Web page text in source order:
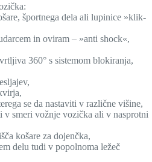
športnega dela ali lupinice »klik-
in oviram – »anti shock«,
360° s sistemom blokiranja,
se da nastaviti v različne višine,
v smeri vožnje vozička ali v nasprotni
košare za dojenčka,
delu tudi v popolnoma ležeč